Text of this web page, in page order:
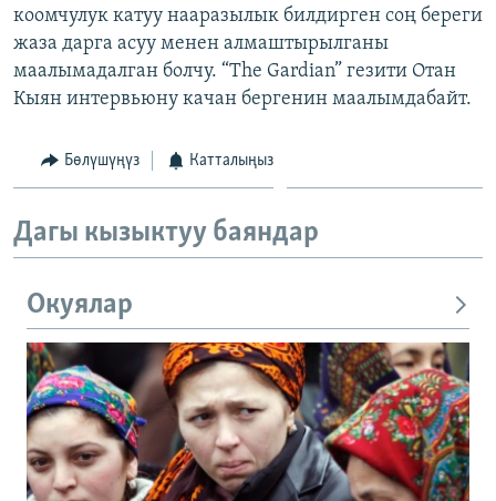
коомчулук катуу нааразылык билдирген соң береги
жаза дарга асуу менен алмаштырылганы
маалымадалган болчу. “The Gardian” гезити Отан
Кыян интервьюну качан бергенин маалымдабайт.
Бөлүшүңүз Катталыңыз
Дагы кызыктуу баяндар
Окуялар